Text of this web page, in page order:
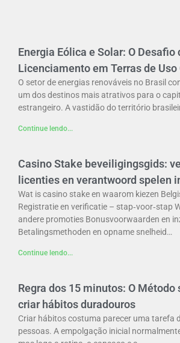
Energia Eólica e Solar: O Desafio
Licenciamento em Terras de
O setor de energias renováveis no Brasil
um dos destinos mais atrativos para o
estrangeiro. A vastidão do território
Continue lendo...
Casino Stake beveiligingsgids:
licenties en verantwoord spelen
Wat is casino stake en waarom kiezen
Registratie en verificatie – stap‑voor‑stap
andere promoties Bonusvoorwaarden en
Betalingsmethoden en opname snelheid…
Continue lendo...
Regra dos 15 minutos: O Método
criar hábitos duradouros
Criar hábitos costuma parecer uma tarefa
pessoas. A empolgação inicial